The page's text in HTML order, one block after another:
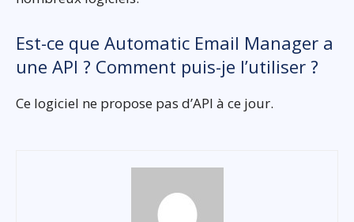
Est-ce que Automatic Email Manager a
une API ? Comment puis-je l’utiliser ?
Ce logiciel ne propose pas d’API à ce jour.